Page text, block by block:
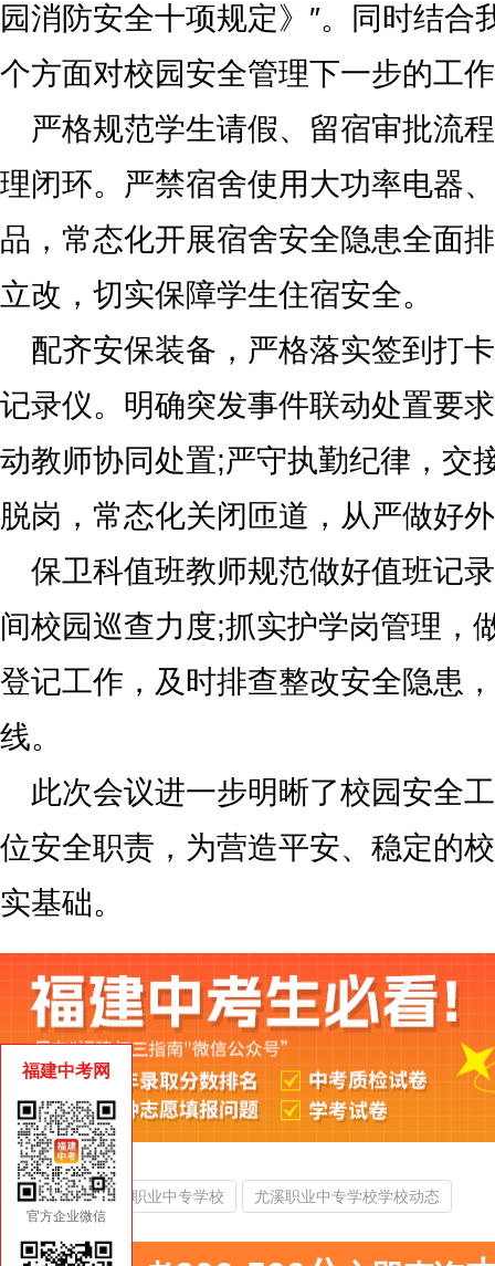
园消防安全十项规定》″。同时结合
个方面对校园安全管理下一步的工
严格规范学生请假、留宿审批流
理闭环。严禁宿舍使用大功率电器
品，常态化开展宿舍安全隐患全面
立改，切实保障学生住宿安全。
配齐安保装备，严格落实签到打
记录仪。明确突发事件联动处置要
动教师协同处置;严守执勤纪律，交
脱岗，常态化关闭匝道，从严做好
保卫科值班教师规范做好值班记
间校园巡查力度;抓实护学岗管理，
登记工作，及时排查整改安全隐患
线。
此次会议进一步明晰了校园安全
位安全职责，为营造平安、稳定的
实基础。
热门搜索： 尤溪职业中专学校 尤溪职业中专学校学校动态
福建中考网
官方企业微信